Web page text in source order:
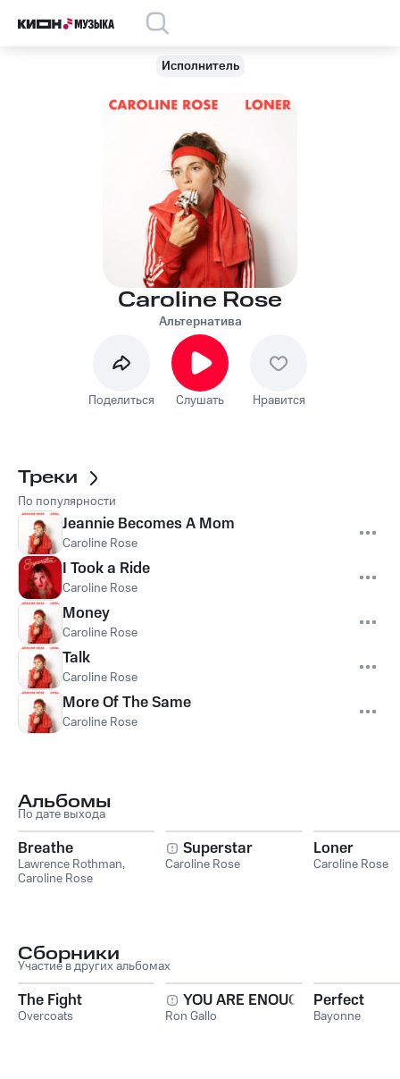
Исполнитель
Caroline Rose
Альтернатива
Поделиться Слушать Нравится
Треки
По популярности
Jeannie Becomes A Mom
Caroline Rose
I Took a Ride
Caroline Rose
Money
Caroline Rose
Talk
Caroline Rose
More Of The Same
Caroline Rose
Альбомы
По дате выхода
Breathe
Lawrence Rothman,
Caroline Rose
Superstar
Caroline Rose
Loner
Caroline Rose
Сборники
Участие в других альбомах
The Fight
Overcoats
YOU ARE ENOUGH
Ron Gallo
Perfect
Bayonne